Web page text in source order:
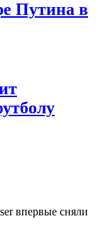
Путина в
впервые сняли